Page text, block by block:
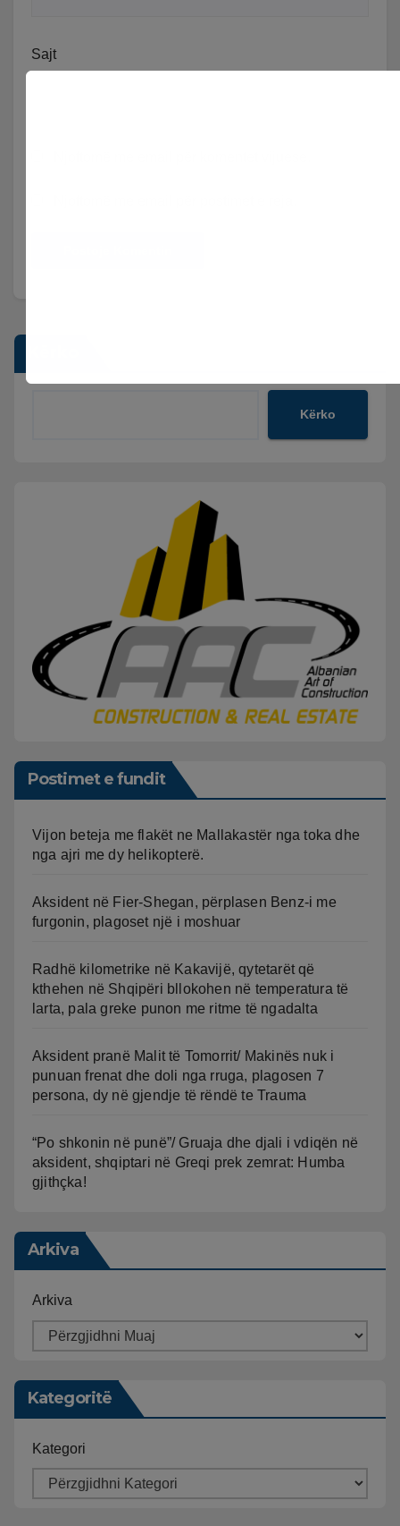
Sajt
Kërko
Postimet e fundit
Vijon beteja me flakët ne Mallakastër nga toka dhe
nga ajri me dy helikopterë.
Aksident në Fier-Shegan, përplasen Benz-i me
furgonin, plagoset një i moshuar
Radhë kilometrike në Kakavijë, qytetarët që
kthehen në Shqipëri bllokohen në temperatura të
larta, pala greke punon me ritme të ngadalta
Aksident pranë Malit të Tomorrit/ Makinës nuk i
punuan frenat dhe doli nga rruga, plagosen 7
persona, dy në gjendje të rëndë te Trauma
“Po shkonin në punë”/ Gruaja dhe djali i vdiqën në
aksident, shqiptari në Greqi prek zemrat: Humba
gjithçka!
Arkiva
Arkiva
Kategoritë
Kategori